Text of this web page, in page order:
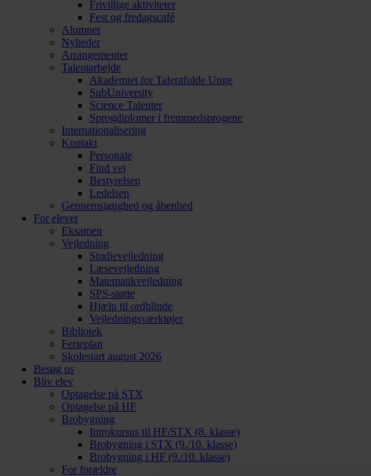
Frivillige aktiviteter
Fest og fredagscafé
Alumner
Nyheder
Arrangementer
Talentarbejde
Akademiet for Talentfulde Unge
SubUniversity
Science Talenter
Sprogdiplomer i fremmedsprogene
Internationalisering
Kontakt
Personale
Find vej
Bestyrelsen
Ledelsen
Gennemsigtighed og åbenhed
For elever
Eksamen
Vejledning
Studievejledning
Læsevejledning
Matematikvejledning
SPS-støtte
Hjælp til ordblinde
Vejledningsværktøjer
Bibliotek
Ferieplan
Skolestart august 2026
Besøg os
Bliv elev
Optagelse på STX
Optagelse på HF
Brobygning
Introkursus til HF/STX (8. klasse)
Brobygning i STX (9./10. klasse)
Brobygning i HF (9./10. klasse)
For forældre